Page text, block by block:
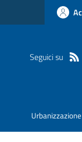
Seguici su
Urbanizzazione